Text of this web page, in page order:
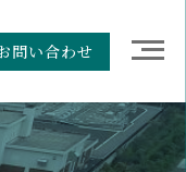
問い合わせ